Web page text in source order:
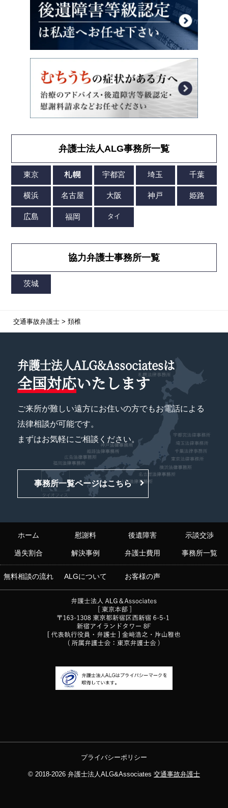
弁護士法人ALG事務所一覧
協力弁護士事務所一覧
交通事故弁護士> 頚椎
弁護士法人ALG&Associatesは
全国対応いたします
ご来所が難しい遠方にお住いの方でもお電話による
法律相談が可能です。
まずはお気軽にご相談ください。
事務所一覧ページはこちら
ホーム 慰謝料 後遺障害 示談交渉
過失割合 解決事例 弁護士費用 事務所一覧
無料相談の流れ ALGについて お客様の声
プライバシーポリシー
© 2018-2026 弁護士法人ALG&Associates 交通事故弁護士